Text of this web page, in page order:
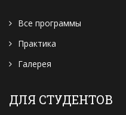
Все программы
Практика
Галерея
ДЛЯ СТУДЕНТОВ